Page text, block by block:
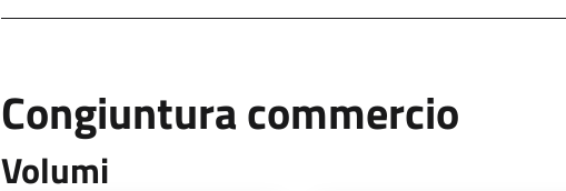
Congiuntura commercio
Volumi